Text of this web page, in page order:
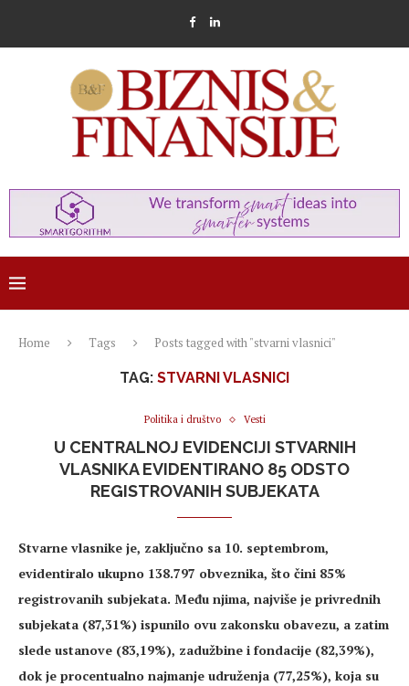
Home Tags Posts tagged with "stvarni vlasnici"
TAG: STVARNI VLASNICI
Politika i društvo Vesti
U CENTRALNOJ EVIDENCIJI STVARNIH
VLASNIKA EVIDENTIRANO 85 ODSTO
REGISTROVANIH SUBJEKATA
Stvarne vlasnike je, zaključno sa 10. septembrom,
evidentiralo ukupno 138.797 obveznika, što čini 85%
registrovanih subjekata. Među njima, najviše je privrednih
subjekata (87,31%) ispunilo ovu zakonsku obavezu, a zatim
slede ustanove (83,19%), zadužbine i fondacije (82,39%),
dok je procentualno najmanje udruženja (77,25%), koja su